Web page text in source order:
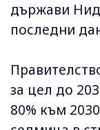
държави
последни
за цел до
80% към